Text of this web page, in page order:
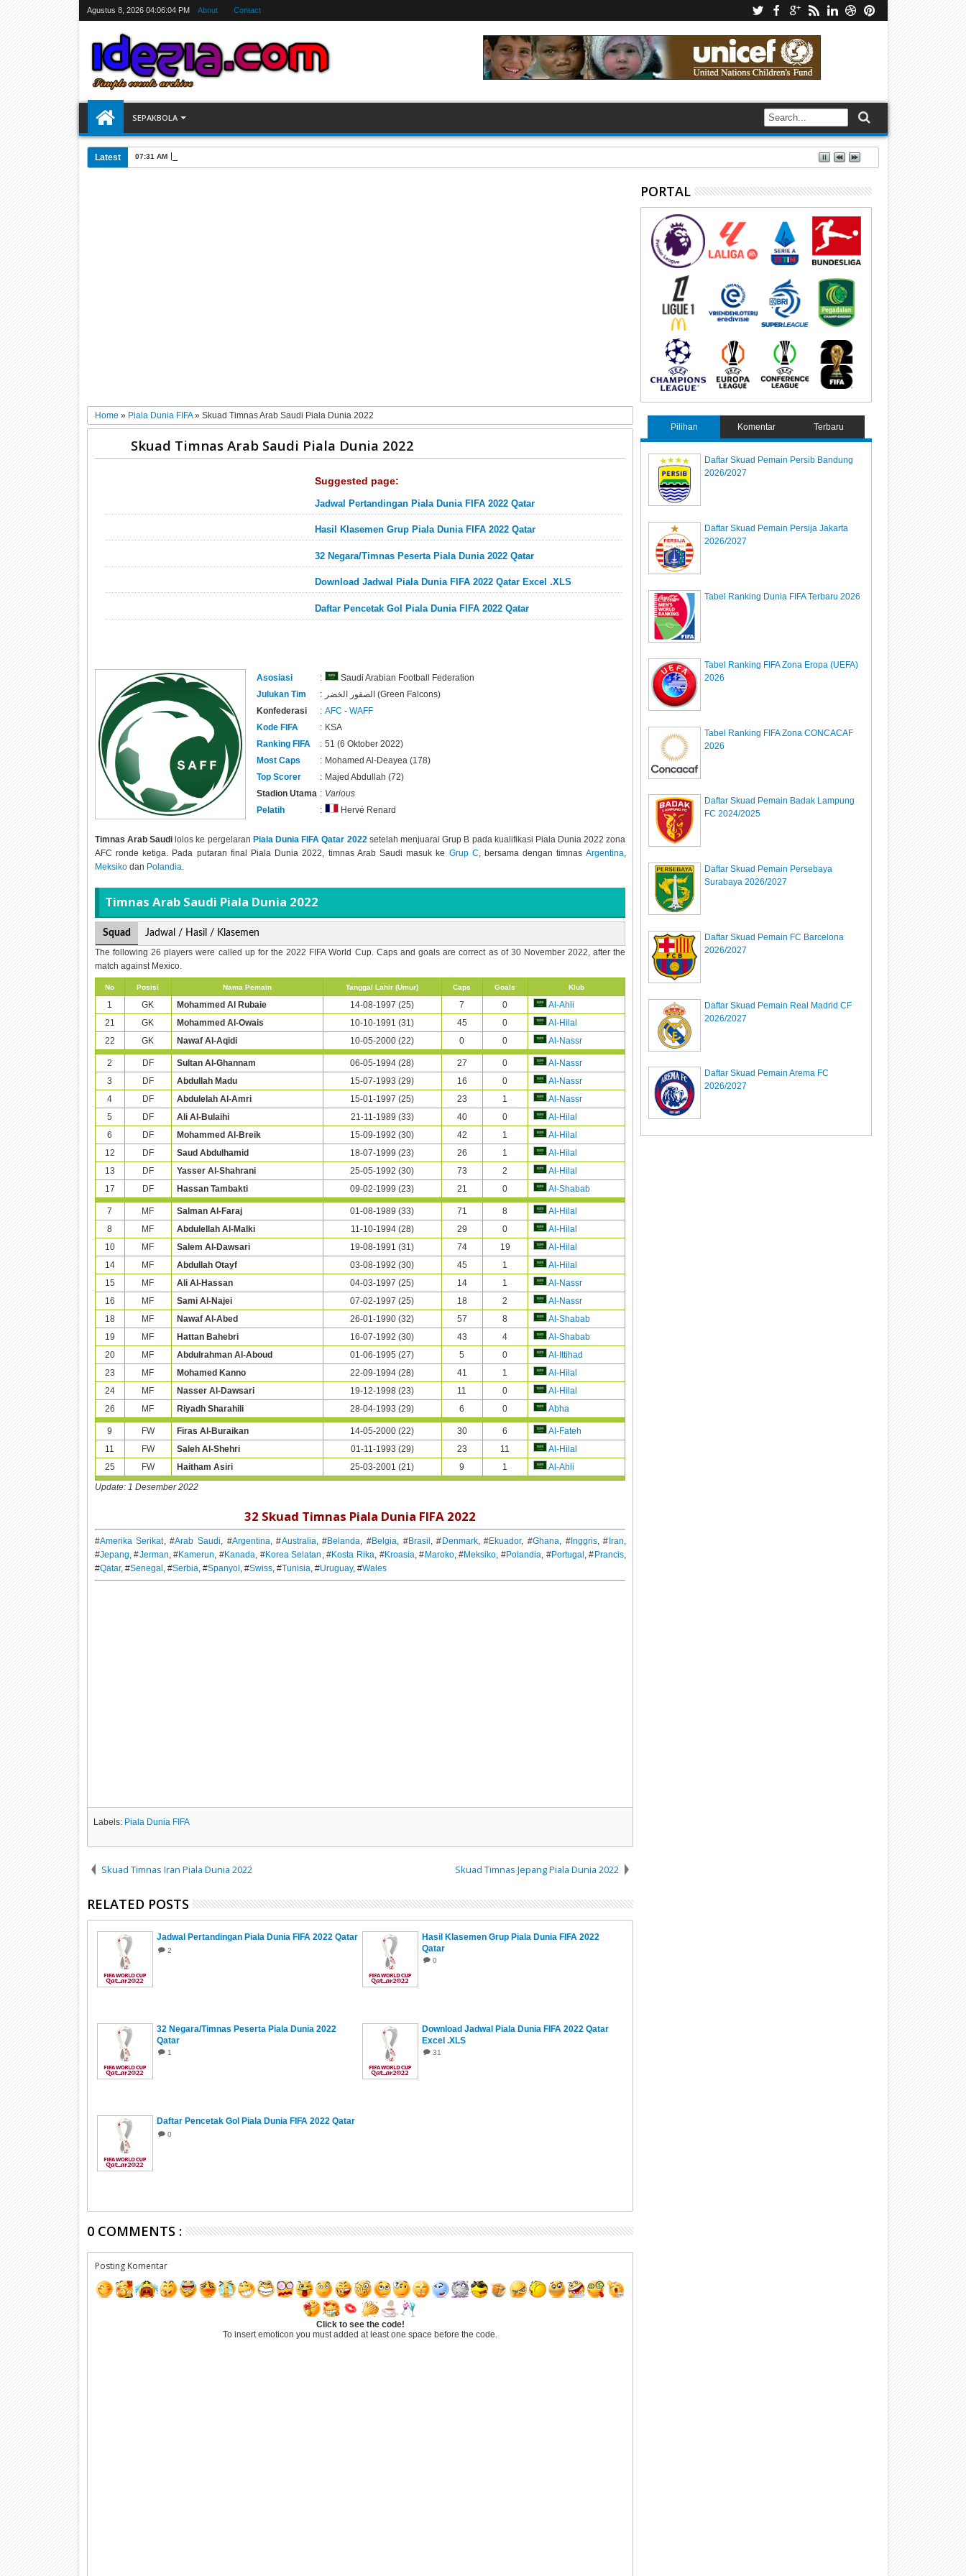
Agustus 8, 2026 04:06:05 PM About Contact
SEPAKBOLA
Latest 07:31 AM
Home » Piala Dunia FIFA» Skuad Timnas Arab Saudi Piala Dunia 2022
Skuad Timnas Arab Saudi Piala Dunia 2022
Suggested page:
Jadwal Pertandingan Piala Dunia FIFA 2022 Qatar
Hasil Klasemen Grup Piala Dunia FIFA 2022 Qatar
32 Negara/Timnas Peserta Piala Dunia 2022 Qatar
Download Jadwal Piala Dunia FIFA 2022 Qatar Excel .XLS
Daftar Pencetak Gol Piala Dunia FIFA 2022 Qatar
Asosiasi :
Saudi Arabian Football Federation
Julukan Tim
:
الصقور الخضر (Green Falcons)
Konfederasi
: AFC - WAFF
Kode FIFA
: KSA
Ranking FIFA
: 51 (6 Oktober 2022)
Most Caps
: Mohamed Al-Deayea (178)
Top Scorer
: Majed Abdullah (72)
Stadion Utama : Various
Pelatih
: Hervé Renard
Timnas Arab Saudi lolos ke pergelaran Piala Dunia FIFA Qatar 2022 setelah menjuarai Grup B pada kualifikasi Piala Dunia 2022 zona
AFC ronde ketiga. Pada putaran final Piala Dunia 2022, timnas Arab Saudi masuk ke Grup C , bersama dengan timnas Argentina
Meksikodan Polandia
Timnas Arab Saudi Piala Dunia 2022
Squad
Jadwal / Hasil / Klasemen
The following 26 players were called up for the 2022 FIFA World Cup. Caps and goals are correct as of 30 November 2022, after the
match against Mexico.
No Posisi Nama Pemain Tanggal Lahir (Umur) Caps Goals Klub
1 GK Mohammed Al Rubaie 14-08-1997 (25) 7 0
Al-Ahli
21
GK Mohammed Al-Owais 10-10-1991 (31) 45 0
Al-Hilal
22
GK Nawaf Al-Aqidi 10-05-2000 (22) 0 0 Al-Nassr
2 DF Sultan Al-Ghannam 06-05-1994 (28) 27 0
Al-Nassr
3
DF Abdullah Madu 15-07-1993 (29) 16 0
Al-Nassr
4
DF Abdulelah Al-Amri 15-01-1997 (25) 23 1
Al-Nassr
5
DF Ali Al-Bulaihi 21-11-1989 (33) 40 0
Al-Hilal
6
DF Mohammed Al-Breik 15-09-1992 (30) 42 1
Al-Hilal
12
DF Saud Abdulhamid 18-07-1999 (23) 26 1
Al-Hilal
13
DF Yasser Al-Shahrani 25-05-1992 (30) 73 2
Al-Hilal
17
DF Hassan Tambakti 09-02-1999 (23) 21 0 Al-Shabab
7 MF Salman Al-Faraj 01-08-1989 (33) 71 8
Al-Hilal
8
MF Abdulellah Al-Malki 11-10-1994 (28) 29 0
Al-Hilal
10
MF Salem Al-Dawsari 19-08-1991 (31) 74 19
Al-Hilal
14
MF Abdullah Otayf 03-08-1992 (30) 45 1
Al-Hilal
15
MF Ali Al-Hassan 04-03-1997 (25) 14 1
Al-Nassr
16
MF Sami Al-Najei 07-02-1997 (25) 18 2
Al-Nassr
18
MF Nawaf Al-Abed 26-01-1990 (32) 57 8
Al-Shabab
19
MF Hattan Bahebri 16-07-1992 (30) 43 4
Al-Shabab
20
MF Abdulrahman Al-Aboud 01-06-1995 (27) 5 0
Al-Ittihad
23
MF Mohamed Kanno 22-09-1994 (28) 41 1
Al-Hilal
24
MF Nasser Al-Dawsari 19-12-1998 (23) 11 0
Al-Hilal
26
MF Riyadh Sharahili 28-04-1993 (29) 6 0 Abha
9 FW Firas Al-Buraikan 14-05-2000 (22) 30 6
Al-Fateh
11
FW Saleh Al-Shehri 01-11-1993 (29) 23 11
Al-Hilal
25
FW Haitham Asiri 25-03-2001 (21) 9 1
Al-Ahli
Update: 1 Desember 2022
32 Skuad Timnas Piala Dunia FIFA 2022
#Amerika Serikat, #Arab Saudi , #Argentina , #Australia , #Belanda , #Belgia , #Brasil , #Denmark, #Ekuador, #Ghana , #Inggris, #Iran
#Jepang , #Jerman , #Kamerun , #Kanada , #Korea Selatan , #Kosta Rika , #Kroasia , #Maroko, #Meksiko , #Polandia , #Portugal , #Prancis,
#Qatar, #Senegal , #Serbia , #Spanyol , #Swiss, #Tunisia , #Uruguay, #Wales
Labels: Piala Dunia FIFA
Skuad Timnas Iran Piala Dunia 2022 Skuad Timnas Jepang Piala Dunia 2022
RELATED POSTS
Jadwal Pertandingan Piala Dunia FIFA 2022 Qatar
2
Hasil Klasemen Grup Piala Dunia FIFA 2022
Qatar
0
32 Negara/Timnas Peserta Piala Dunia 2022
Qatar
1
Download Jadwal Piala Dunia FIFA 2022 Qatar
Excel .XLS
31
Daftar Pencetak Gol Piala Dunia FIFA 2022 Qatar
0
0 COMMENTS :
Posting Komentar
Click to see the code!
To insert emoticon you must added at least one space before the code.
PORTAL
Pilihan Komentar Terbaru
Daftar Skuad Pemain Persib Bandung
2026/2027
Daftar Skuad Pemain Persija Jakarta
2026/2027
Tabel Ranking Dunia FIFA Terbaru 2026
Tabel Ranking FIFA Zona Eropa (UEFA)
2026
Tabel Ranking FIFA Zona CONCACAF
2026
Daftar Skuad Pemain Badak Lampung
FC 2024/2025
Daftar Skuad Pemain Persebaya
Surabaya 2026/2027
Daftar Skuad Pemain FC Barcelona
2026/2027
Daftar Skuad Pemain Real Madrid CF
2026/2027
Daftar Skuad Pemain Arema FC
2026/2027